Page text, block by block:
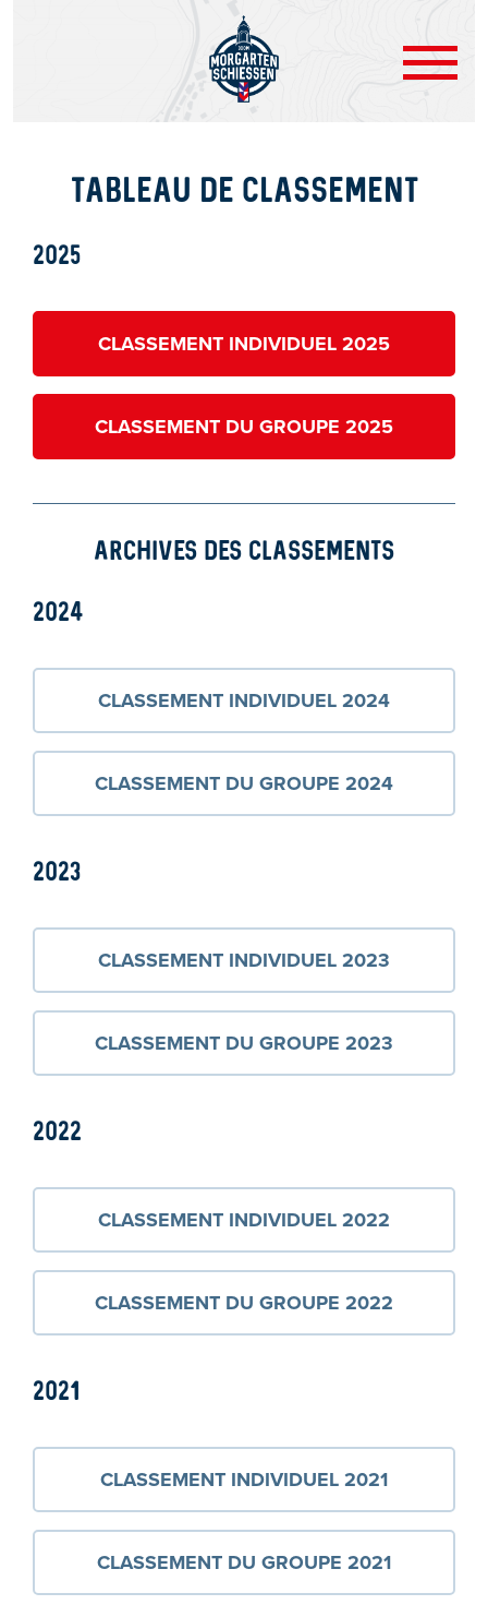
TABLEAU DE CLASSEMENT
2025
CLASSEMENT INDIVIDUEL 2025
CLASSEMENT DU GROUPE 2025
ARCHIVES DES CLASSEMENTS
2024
CLASSEMENT INDIVIDUEL 2024
CLASSEMENT DU GROUPE 2024
2023
CLASSEMENT INDIVIDUEL 2023
CLASSEMENT DU GROUPE 2023
2022
CLASSEMENT INDIVIDUEL 2022
CLASSEMENT DU GROUPE 2022
2021
CLASSEMENT INDIVIDUEL 2021
CLASSEMENT DU GROUPE 2021